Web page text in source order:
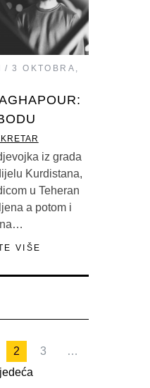
3 OKTOBRA,
iz grada
Kurdistana,
u Teheran
a potom i
VIŠE
2 3
…